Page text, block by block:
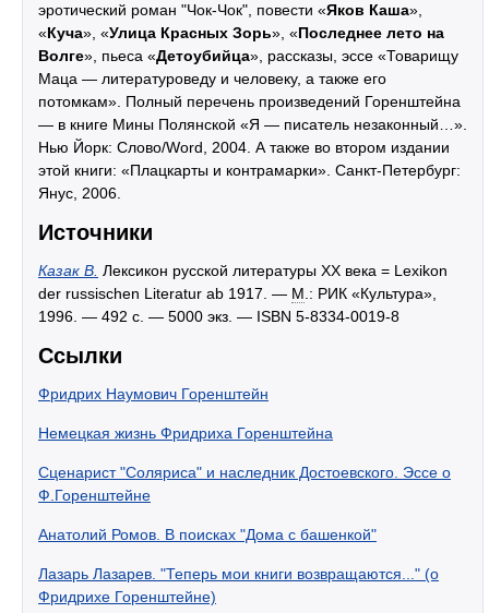
эротический роман "Чок-Чок", повести «Яков Каша»,
«Куча», «Улица Красных Зорь», «Последнее лето на
Волге», пьеса «Детоубийца», рассказы, эссе «Товарищу
Маца — литературоведу и человеку, а также его
потомкам». Полный перечень произведений Горенштейна
— в книге Мины Полянской «Я — писатель незаконный…».
Нью Йорк: Слово/Word, 2004. А также во втором издании
этой книги: «Плацкарты и контрамарки». Санкт-Петербург:
Янус, 2006.
Источники
Казак В. Лексикон русской литературы XX века = Lexikon
der russischen Literatur ab 1917. — М .: РИК «Культура»,
1996. — 492 с. — 5000 экз. — ISBN 5-8334-0019-8
Ссылки
Фридрих Наумович Горенштейн
Немецкая жизнь Фридриха Горенштейна
Сценарист "Соляриса" и наследник Достоевского. Эссе о
Ф.Горенштейне
Анатолий Ромов. В поисках "Дома с башенкой"
Лазарь Лазарев. "Теперь мои книги возвращаются..." (о
Фридрихе Горенштейне)